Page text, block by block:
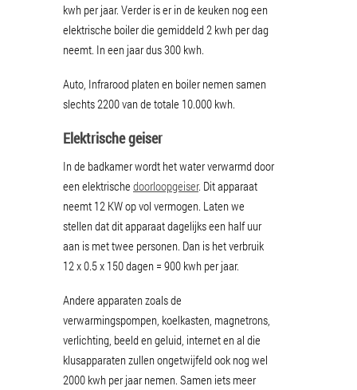
kwh per jaar. Verder is er in de keuken nog een
elektrische boiler die gemiddeld 2 kwh per dag
neemt. In een jaar dus 300 kwh.
Auto, Infrarood platen en boiler nemen samen
slechts 2200 van de totale 10.000 kwh.
Elektrische geiser
In de badkamer wordt het water verwarmd door
een elektrische doorloopgeiser. Dit apparaat
neemt 12 KW op vol vermogen. Laten we
stellen dat dit apparaat dagelijks een half uur
aan is met twee personen. Dan is het verbruik
12 x 0.5 x 150 dagen = 900 kwh per jaar.
Andere apparaten zoals de
verwarmingspompen, koelkasten, magnetrons,
verlichting, beeld en geluid, internet en al die
klusapparaten zullen ongetwijfeld ook nog wel
2000 kwh per jaar nemen. Samen iets meer